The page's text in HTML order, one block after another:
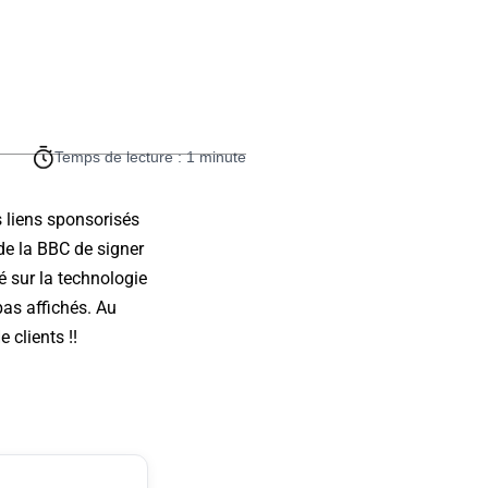
Temps de lecture : 1 minute
liens sponsorisés
la BBC de signer
sur la technologie
affichés. Au
clients !!